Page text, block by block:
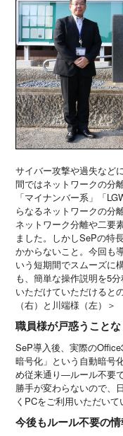
サイバー攻撃や過失など
間ではネットワークの分
「マイナンバー系」「
らなるネットワークの分
ネットワーク分離や二要
ました。しかしSePの特
かからないこと。今回も
いう短期間でスムーズに
も、簡単な操作説明を5
いただけていただけると
（右）と川端様（左）＞
職員様が戸惑うこと
SeP導入後、実際の
暗号化」という自動暗号
め従来通り―ルール不要
勝手が変わらないので、
くPCをご利用いただいて
今後もルール不要の